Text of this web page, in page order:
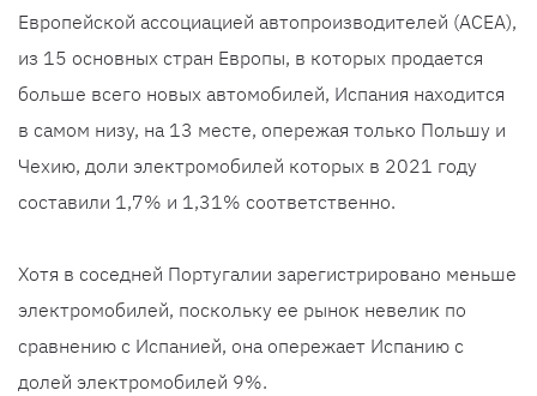
Европейской ассоциацией автопроизводителей (ACEA),
из 15 основных стран Европы, в которых продается
больше всего новых автомобилей, Испания находится
в самом низу, на 13 месте, опережая только Польшу и
Чехию, доли электромобилей которых в 2021 году
составили 1,7% и 1,31% соответственно.
Хотя в соседней Португалии зарегистрировано меньше
электромобилей, поскольку ее рынок невелик по
сравнению с Испанией, она опережает Испанию с
долей электромобилей 9%.